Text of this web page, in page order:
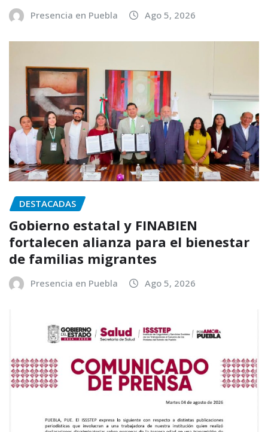
Presencia en Puebla Ago 5, 2026
DESTACADAS
Gobierno estatal y FINABIEN
fortalecen alianza para el bienestar
de familias migrantes
Presencia en Puebla Ago 5, 2026